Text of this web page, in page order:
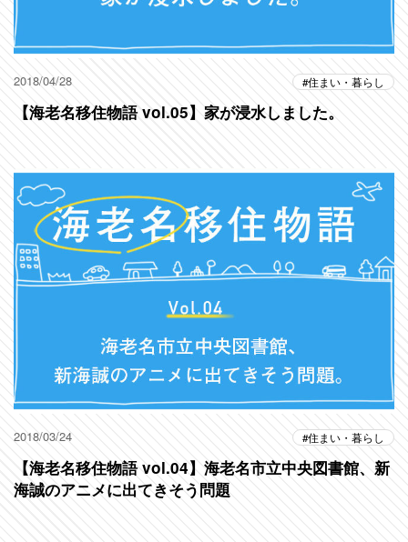
2018/04/28 住まい・暮らし
【海老名移住物語 vol.05】家が浸水しました。
2018/03/24 住まい・暮らし
【海老名移住物語 vol.04】海老名市立中央図書館、新
海誠のアニメに出てきそう問題